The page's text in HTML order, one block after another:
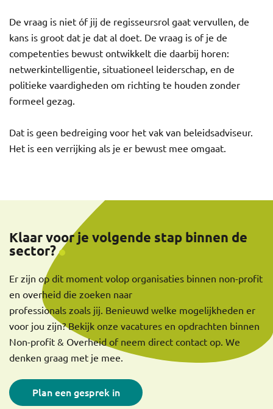
De vraag is niet óf jij de regisseursrol gaat vervullen, de
kans is groot dat je dat al doet. De vraag is of je de
competenties bewust ontwikkelt die daarbij horen:
netwerkintelligentie, situationeel leiderschap, en de
politieke vaardigheden om richting te houden zonder
formeel gezag.
Dat is geen bedreiging voor het vak van beleidsadviseur.
Het is een verrijking als je er bewust mee omgaat.
Klaar voor je volgende stap binnen de
sector?
Er zijn op dit moment volop organisaties binnen non-profit
en overheid die zoeken naar
professionals zoals jij. Benieuwd welke mogelijkheden er
voor jou zijn? Bekijk onze vacatures en opdrachten binnen
Non-profit & Overheid of neem direct contact op. We
denken graag met je mee.
Plan een gesprek in